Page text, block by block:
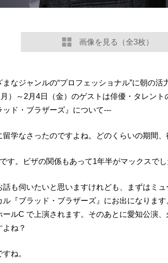
画像を見る（全3枚）
なジャンルの“プロフェッショナル”に朝の活
）～2月4日（金）のゲストは俳優・タレント
ッド・ブラザーズ』について---
学なさったのですよね。どのくらいの期間、
す。ビザの関係もあって1年半がマックスでし
話も伺いたいと思いますけれども、まずはミ
ル『ブラッド・ブラザーズ』にお出になりま
ールC で上演されます。そのあとに愛知公演
ね？
ね。